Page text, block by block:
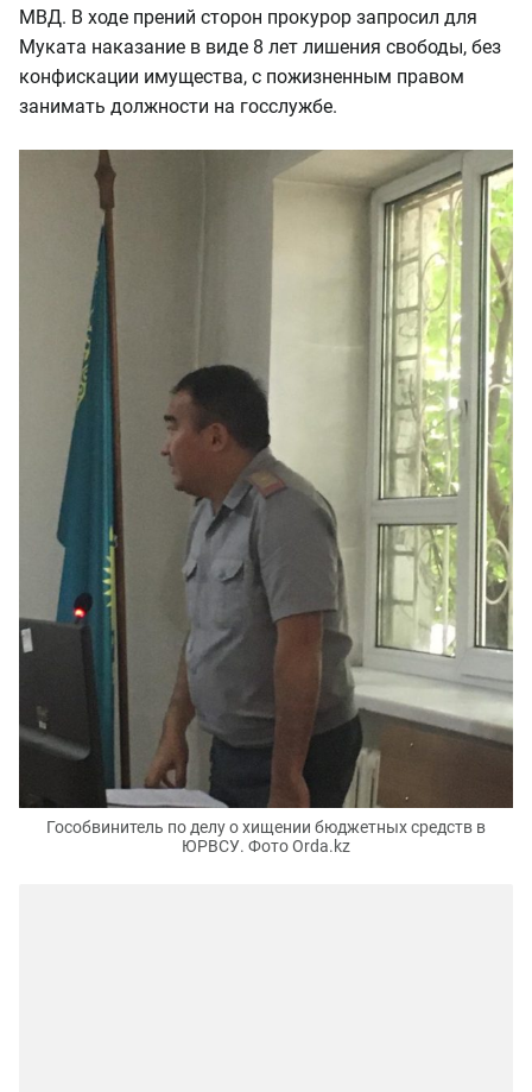
МВД. В ходе прений сторон прокурор запросил для
Муката наказание в виде 8 лет лишения свободы, без
конфискации имущества, с пожизненным правом
занимать должности на госслужбе.
Гособвинитель по делу о хищении бюджетных средств в
ЮРВСУ. Фото Orda.kz